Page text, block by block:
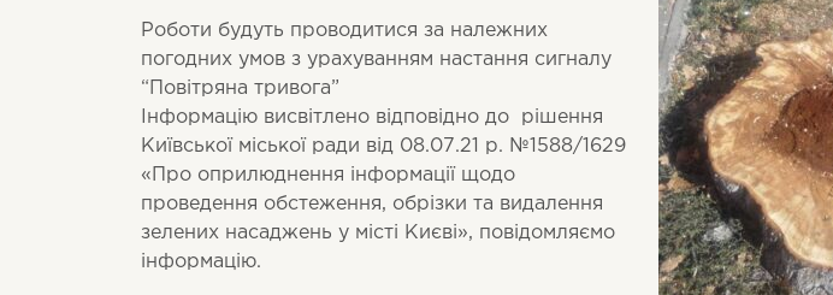
Роботи будуть проводитися за належних
погодних умов з урахуванням настання сигналу
“Повітряна тривога”
Інформацію висвітлено відповідно до рішення
Київської міської ради від 08.07.21 р. №1588/1629
«Про оприлюднення інформації щодо
проведення обстеження, обрізки та видалення
зелених насаджень у місті Києві», повідомляємо
інформацію.